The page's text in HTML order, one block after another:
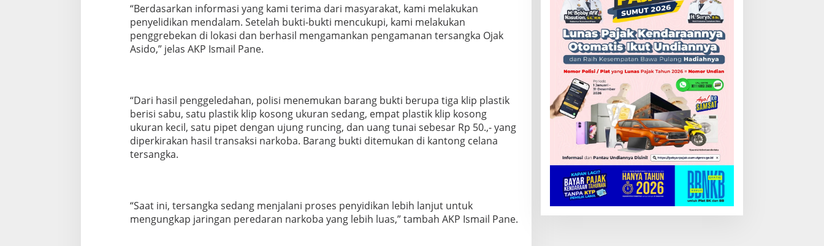
w
e
P
a
K
e
l
u
r
a
T
a
n
“Berdasarkan informasi yang kami terima dari masyarakat, kami melakukan
penyelidikan mendalam. Setelah bukti-bukti mencukupi, kami melakukan
penggrebekan di lokasi dan berhasil mengamankan pengamanan tersangka Ojak
Asido,” jelas AKP Ismail Pane.
“Dari hasil penggeledahan, polisi menemukan barang bukti berupa tiga klip plastik
berisi sabu, satu plastik klip kosong ukuran sedang, empat plastik klip kosong
ukuran kecil, satu pipet dengan ujung runcing, dan uang tunai sebesar Rp 50.,- yang
diperkirakan hasil transaksi narkoba. Barang bukti ditemukan di kantong celana
tersangka.
“Saat ini, tersangka sedang menjalani proses penyidikan lebih lanjut untuk
mengungkap jaringan peredaran narkoba yang lebih luas,” tambah AKP Ismail Pane.